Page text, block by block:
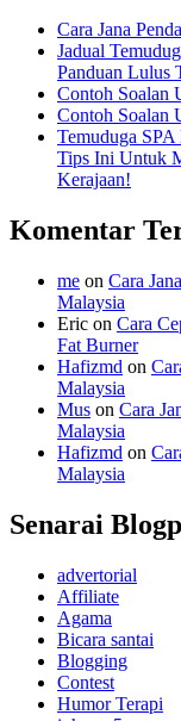
Cara Jana
Jadual
Panduan Lulus
Contoh Soalan
Contoh Soalan
Temuduga
Tips Ini Untuk
Kerajaan!
Komentar
me on Cara
Malaysia
Eric on Cara
Fat Burner
Hafizmd on
Malaysia
Mus on Cara
Malaysia
Hafizmd on
Malaysia
Senarai
advertorial
Affiliate
Agama
Bicara santai
Blogging
Contest
Humor Terapi